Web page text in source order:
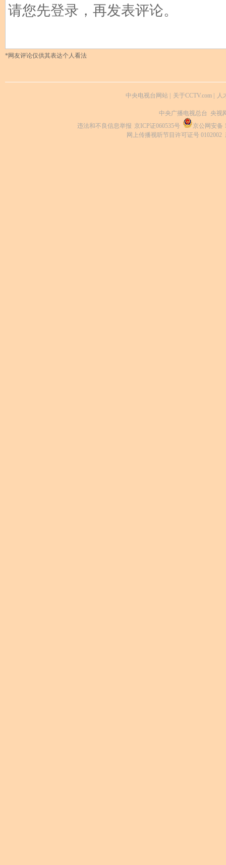
*网友评论仅供其表达个人看法
中央电视台网站 关于CCTV.com 人
中央广播电视总台 央视
违法和不良信息举报 京ICP证060535号
京公网安备
网上传播视听节目许可证号 0102002